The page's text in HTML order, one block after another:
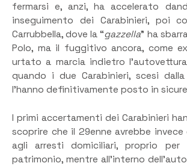
fermarsi e, anzi, ha accelerato
inseguimento dei Carabinieri, poi
Carrubbella, dove la “gazzella” ha
Polo, ma il fuggitivo ancora, come
urtato a marcia indietro
quando i due Carabinieri, scesi
l’hanno definitivamente posto in
I primi accertamenti dei Carabinieri
scoprire che il 29enne avrebbe
agli arresti domiciliari, proprio
patrimonio, mentre all’interno